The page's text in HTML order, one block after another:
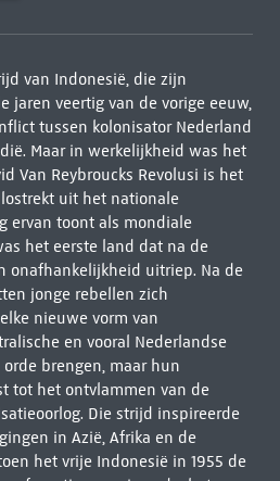
van Indonesië, die zijn
jaren veertig van de vorige eeuw,
tussen kolonisator Nederland
Maar in werkelijkheid was het
Van Reybroucks Revolusi is het
uit het nationale
ervan toont als mondiale
het eerste land dat na de
onafhankelijkheid uitriep. Na de
jonge rebellen zich
nieuwe vorm van
en vooral Nederlandse
brengen, maar hun
tot het ontvlammen van de
Die strijd inspireerde
in Azië, Afrika en de
het vrije Indonesië in 1955 de